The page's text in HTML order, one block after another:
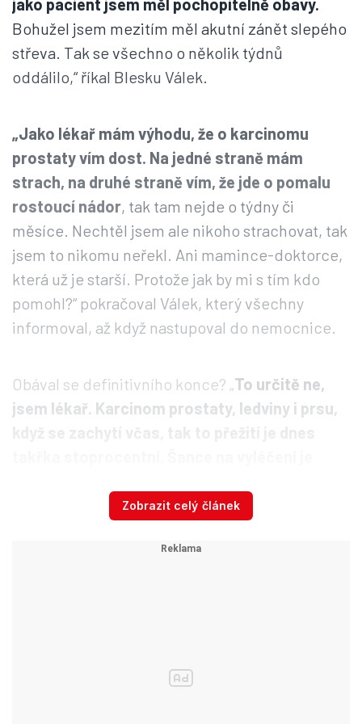
jako pacient jsem měl pochopitelně obavy.
Bohužel jsem mezitím měl akutní zánět slepého
střeva. Tak se všechno o několik týdnů
oddálilo,“ říkal Blesku Válek.
„Jako lékař mám výhodu, že o karcinomu
prostaty vím dost. Na jedné straně mám
strach, na druhé straně vím, že jde o pomalu
rostoucí nádor, tak tam nejde o týdny či
měsíce. Nechtěl jsem ale nikoho strachovat, tak
jsem to nikomu neřekl. Ani mamince-doktorce,
která už je starší. Protože jak by mi s tím kdo
pomohl?“ pokračoval Válek, který všechny
informoval, až když nastupoval do nemocnice.
Obával se definitivního konce? „To určitě ne,
jsem lékař. Karcinom prostaty, ledviny i prsu,
nesmí to být metastazující onemocnění. Jasně,
prostaty, a že mu ho odoperují? Na druhou
nespokojenými lékaři, přesto…
Zobrazit celý článek